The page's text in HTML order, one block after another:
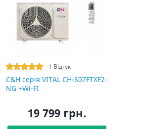
1 Відгук
C&H cерія VITAL CH-S07FTXF2-
NG +Wi-FI
19 799 грн.